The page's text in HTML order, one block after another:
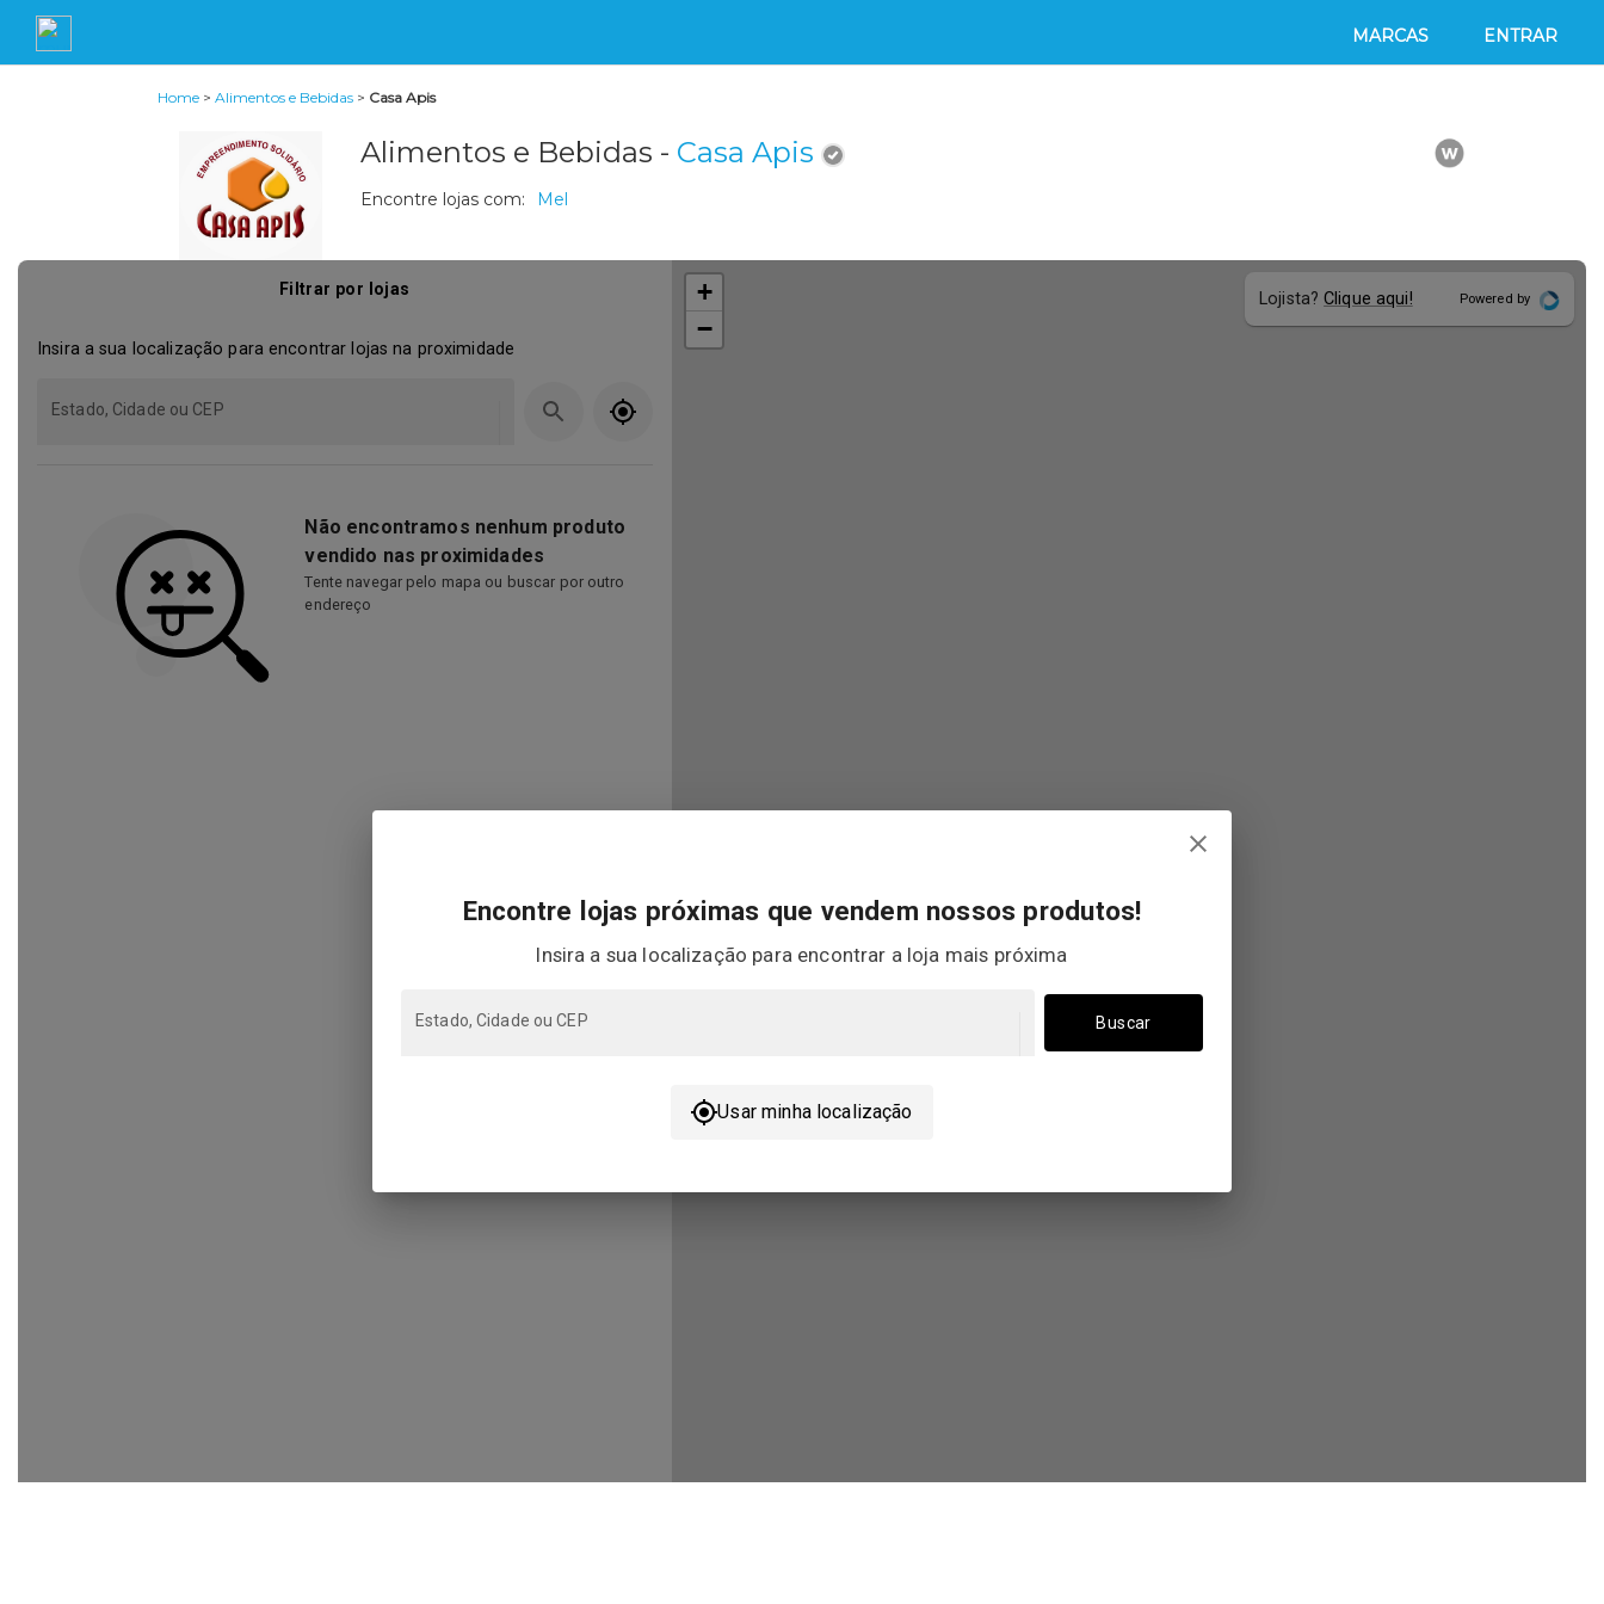
MARCAS ENTRAR
Home > Alimentos e Bebidas > Casa Apis
Alimentos e Bebidas - Casa Apis
Encontre lojas com: Mel